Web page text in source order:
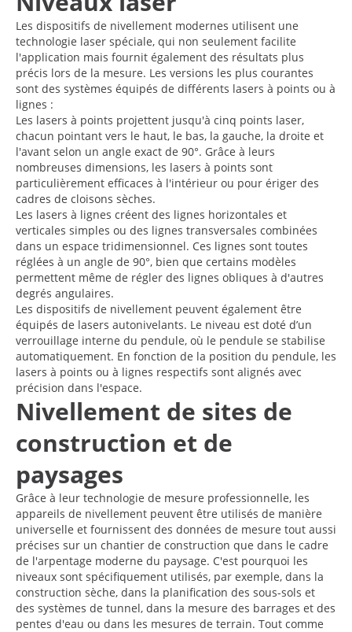
Les dispositifs de nivellement modernes utilisent une
technologie laser spéciale, qui non seulement facilite
l'application mais fournit également des résultats plus
précis lors de la mesure. Les versions les plus courantes
sont des systèmes équipés de différents lasers à points ou à
lignes :
Les lasers à points projettent jusqu'à cinq points laser,
chacun pointant vers le haut, le bas, la gauche, la droite et
l'avant selon un angle exact de 90°. Grâce à leurs
nombreuses dimensions, les lasers à points sont
particulièrement efficaces à l'intérieur ou pour ériger des
cadres de cloisons sèches.
Les lasers à lignes créent des lignes horizontales et
verticales simples ou des lignes transversales combinées
dans un espace tridimensionnel. Ces lignes sont toutes
réglées à un angle de 90°, bien que certains modèles
permettent même de régler des lignes obliques à d'autres
degrés angulaires.
Les dispositifs de nivellement peuvent également être
équipés de lasers autonivelants. Le niveau est doté d’un
verrouillage interne du pendule, où le pendule se stabilise
automatiquement. En fonction de la position du pendule, les
lasers à points ou à lignes respectifs sont alignés avec
précision dans l'espace.
Nivellement de sites de
construction et de
paysages
Grâce à leur technologie de mesure professionnelle, les
appareils de nivellement peuvent être utilisés de manière
universelle et fournissent des données de mesure tout aussi
précises sur un chantier de construction que dans le cadre
de l'arpentage moderne du paysage. C'est pourquoi les
niveaux sont spécifiquement utilisés, par exemple, dans la
construction sèche, dans la planification des sous-sols et
des systèmes de tunnel, dans la mesure des barrages et des
pentes d'eau ou dans les mesures de terrain. Tout comme